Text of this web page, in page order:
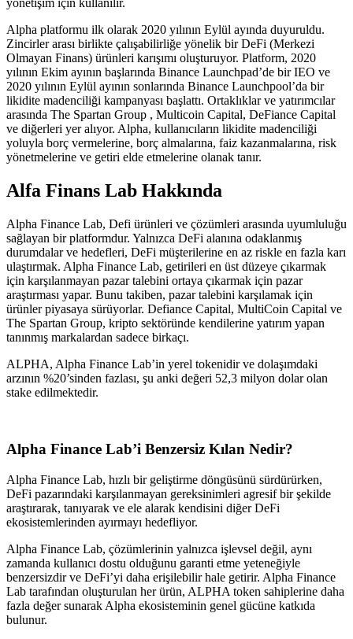
Alpha platformu ilk olarak 2020 yılının Eylül ayında duyuruldu.
Zincirler arası birlikte çalışabilirliğe yönelik bir DeFi (Merkezi
Olmayan Finans) ürünleri karışımı oluşturuyor. Platform, 2020
yılının Ekim ayının başlarında Binance Launchpad’de bir IEO ve
2020 yılının Eylül ayının sonlarında Binance Launchpool’da bir
likidite madenciliği kampanyası başlattı. Ortaklıklar ve yatırımcılar
arasında The Spartan Group , Multicoin Capital, DeFiance Capital
ve diğerleri yer alıyor. Alpha, kullanıcıların likidite madenciliği
yoluyla borç vermelerine, borç almalarına, faiz kazanmalarına, risk
yönetmelerine ve getiri elde etmelerine olanak tanır.
Alfa Finans Lab Hakkında
Alpha Finance Lab, Defi ürünleri ve çözümleri arasında uyumluluğu
sağlayan bir platformdur. Yalnızca DeFi alanına odaklanmış
durumdalar ve hedefleri, DeFi müşterilerine en az riskle en fazla karı
ulaştırmak. Alpha Finance Lab, getirileri en üst düzeye çıkarmak
için karşılanmayan pazar talebini ortaya çıkarmak için pazar
araştırması yapar. Bunu takiben, pazar talebini karşılamak için
ürünler piyasaya sürüyorlar. Defiance Capital, MultiCoin Capital ve
The Spartan Group, kripto sektöründe kendilerine yatırım yapan
tanınmış markalardan sadece birkaçı.
ALPHA, Alpha Finance Lab’in yerel tokenidir ve dolaşımdaki
arzının %20’sinden fazlası, şu anki değeri 52,3 milyon dolar olan
stake edilmektedir.
Alpha Finance Lab’i Benzersiz Kılan Nedir?
Alpha Finance Lab, hızlı bir geliştirme döngüsünü sürdürürken,
DeFi pazarındaki karşılanmayan gereksinimleri agresif bir şekilde
araştırarak, tanıyarak ve ele alarak kendisini diğer DeFi
ekosistemlerinden ayırmayı hedefliyor.
Alpha Finance Lab, çözümlerinin yalnızca işlevsel değil, aynı
zamanda kullanıcı dostu olduğunu garanti etme yeteneğiyle
benzersizdir ve DeFi’yi daha erişilebilir hale getirir. Alpha Finance
Lab tarafından oluşturulan her ürün, ALPHA token sahiplerine daha
fazla değer sunarak Alpha ekosisteminin genel gücüne katkıda
bulunur.